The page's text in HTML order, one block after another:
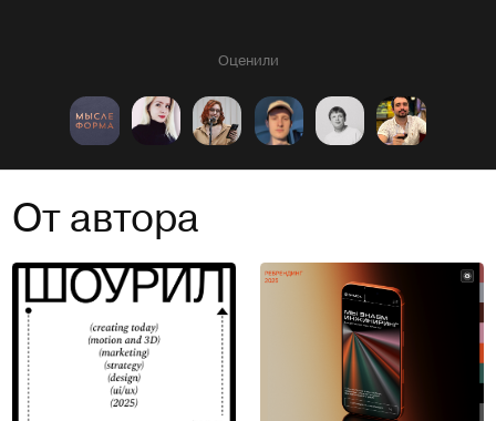
Оценили
От автора